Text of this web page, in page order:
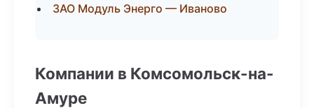
ЗАО Модуль Энерго — Иваново
Компании в Комсомольск-на-
Амуре